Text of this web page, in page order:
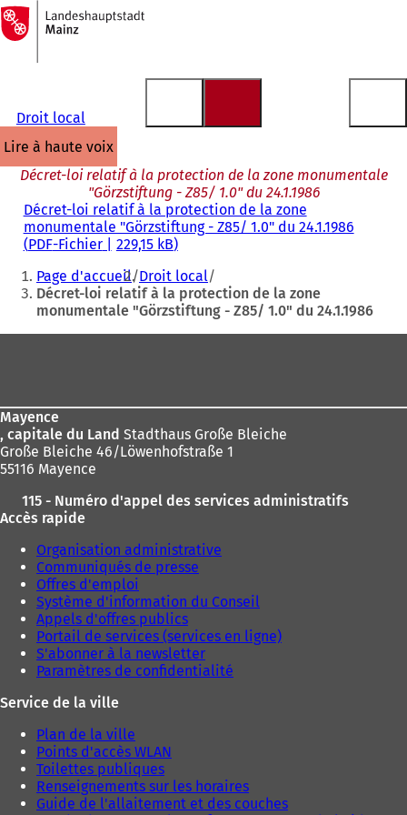
Accéder au contenu
Vers
la
page
d'accueil
Droit local
lire à haute voix
Décret-loi relatif à la protection de la zone monumentale
"Görzstiftung - Z85/ 1.0" du 24.1.1986
Décret-loi relatif à la protection de la zone
monumentale "Görzstiftung - Z85/ 1.0" du 24.1.1986
PDF-Fichier 229,15 kB
Vous
êtes
:
Page d'accueil Droit local
Décret-loi relatif à la protection de la zone
monumentale "Görzstiftung - Z85/ 1.0" du 24.1.1986
Mayence
, capitale du Land Stadthaus Große Bleiche
Große Bleiche 46/Löwenhofstraße 1
55116 Mayence
115 - Numéro d'appel des services administratifs
Accès rapide
Organisation administrative
Communiqués de presse
Offres d'emploi
Système d'information du Conseil
Appels d'offres publics
Portail de services (services en ligne)
S'abonner à la newsletter
Paramètres de confidentialité
Service de la ville
Plan de la ville
Points d'accès WLAN
Toilettes publiques
Renseignements sur les horaires
Guide de l'allaitement et des couches